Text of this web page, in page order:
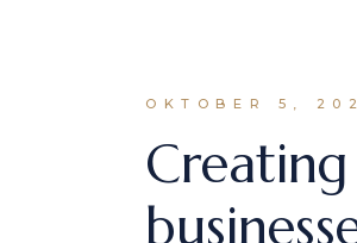
OKTOBER 5,